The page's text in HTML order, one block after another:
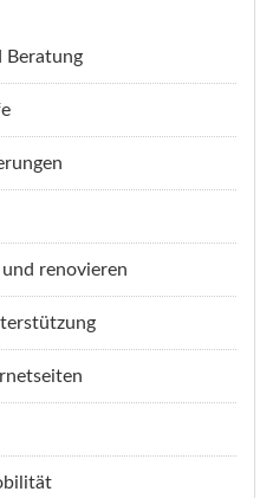
Beratung
renovieren